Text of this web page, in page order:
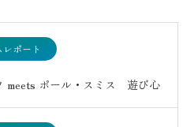
ポート
meets ポール・スミス 遊び心